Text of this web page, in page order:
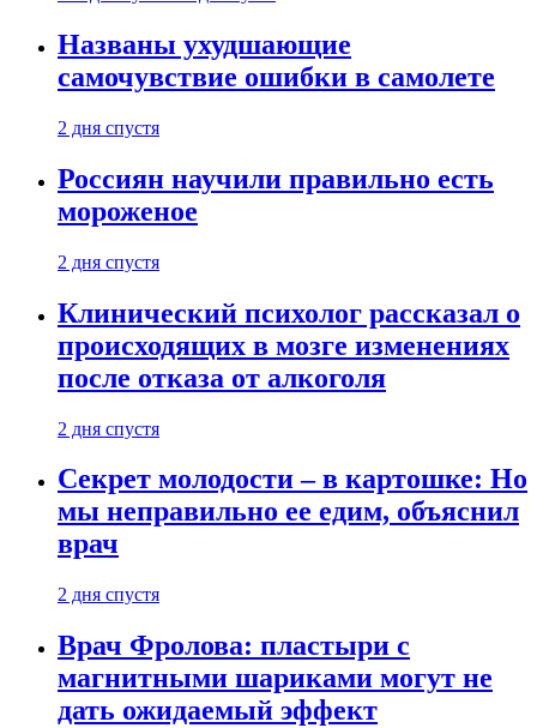
Названы ухудшающие
самочувствие ошибки в самолете
2 дня спустя
Россиян научили правильно есть
мороженое
2 дня спустя
Клинический психолог рассказал о
происходящих в мозге изменениях
после отказа от алкоголя
2 дня спустя
Секрет молодости – в картошке: Но
мы неправильно ее едим, объяснил
врач
2 дня спустя
Врач Фролова: пластыри с
магнитными шариками могут не
дать ожидаемый эффект